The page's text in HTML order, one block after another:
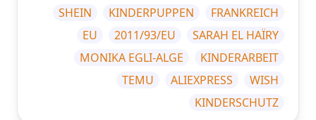
SHEIN
KINDERPUPPEN
FRANKREICH
EU
2011/93/EU
SARAH EL HAÏRY
MONIKA EGLI-ALGE
KINDERARBEIT
TEMU
ALIEXPRESS
WISH
KINDERSCHUTZ